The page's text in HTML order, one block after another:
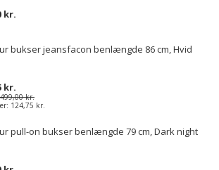
kr.
bukser jeansfacon benlængde 86 cm, Hvid
kr.
499,00 kr.
124,75 kr.
pull-on bukser benlængde 79 cm, Dark night